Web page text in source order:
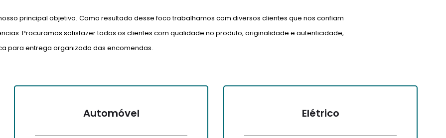
principal objetivo. Como resultado desse foco trabalhamos com diversos clientes que nos confiam
Procuramos satisfazer todos os clientes com qualidade no produto, originalidade e autenticidade,
para entrega organizada das encomendas.
Automóvel Elétrico